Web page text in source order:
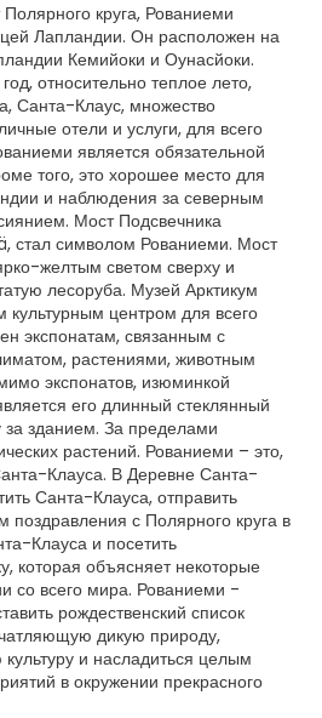
круга, Рованиеми
Лапландии. Он расположен на
Кемийоки и Оунасйоки.
относительно теплое лето,
Санта-Клаус, множество
отели и услуги, для всего
является обязательной
того, это хорошее место для
и наблюдения за северным
Мост Подсвечника
стал символом Рованиеми. Мост
желтым светом сверху и
лесоруба. Музей Арктикум
культурным центром для всего
экспонатам, связанным с
растениями, животным
экспонатов, изюминкой
его длинный стеклянный
зданием. За пределами
растений. Рованиеми – это,
Клауса. В Деревне Санта-
Санта-Клауса, отправить
поздравления с Полярного круга в
Клауса и посетить
которая объясняет некоторые
со всего мира. Рованиеми -
рождественский список
дикую природу,
и насладиться целым
в окружении прекрасного